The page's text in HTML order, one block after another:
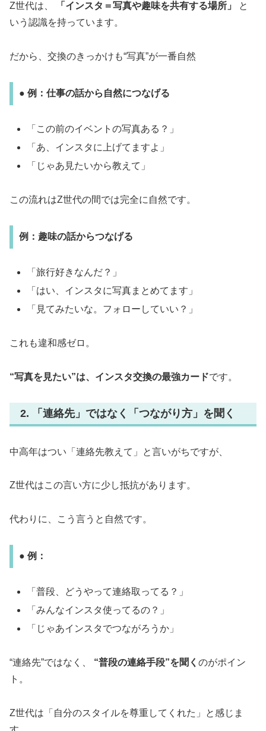
Z世代は、 「インスタ＝写真や趣味を共有する場所」
と
いう認識を持っています。
だから、交換のきっかけも“写真”が一番自然
● 例：仕事の話から自然につなげる
「この前のイベントの写真ある？」
「あ、インスタに上げてますよ」
「じゃあ見たいから教えて」
この流れはZ世代の間では完全に自然です。
例：趣味の話からつなげる
「旅行好きなんだ？」
「はい、インスタに写真まとめてます」
「見てみたいな。フォローしていい？」
これも違和感ゼロ。
“写真を見たい”は、インスタ交換の最強カードです。
2. 「連絡先」ではなく「つながり方」を聞く
中高年はつい「連絡先教えて」と言いがちですが、
Z世代はこの言い方に少し抵抗があります。
代わりに、こう言うと自然です。
● 例：
「普段、どうやって連絡取ってる？」
「みんなインスタ使ってるの？」
「じゃあインスタでつながろうか」
“連絡先”ではなく、 “普段の連絡手段”を聞く のがポイン
ト。
Z世代は「自分のスタイルを尊重してくれた」と感じま